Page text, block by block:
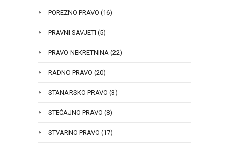
POREZNO PRAVO (16)
PRAVNI SAVJETI (5)
PRAVO NEKRETNINA (22)
RADNO PRAVO (20)
STANARSKO PRAVO (3)
STEČAJNO PRAVO (8)
STVARNO PRAVO (17)